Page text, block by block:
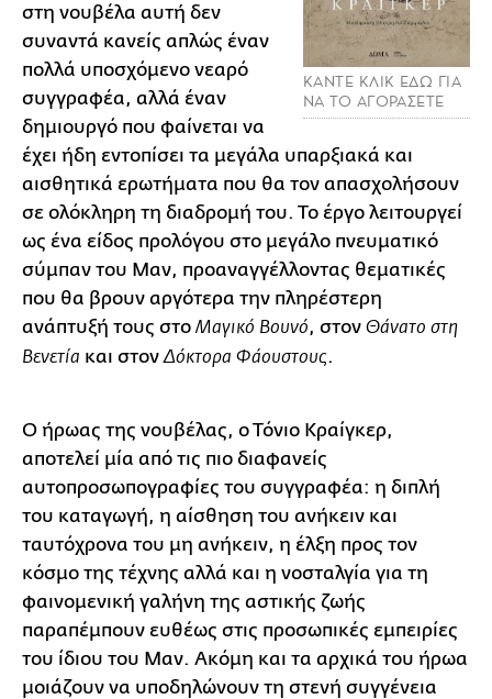
ΚΑΝΤΕ ΚΛΙΚ ΕΔΩ ΓΙΑ
ΝΑ ΤΟ ΑΓΟΡΑΣΕΤΕ
στη νουβέλα αυτή δεν
συναντά κανείς απλώς έναν
πολλά υποσχόμενο νεαρό
συγγραφέα, αλλά έναν
δημιουργό που φαίνεται να
έχει ήδη εντοπίσει τα μεγάλα υπαρξιακά και
αισθητικά ερωτήματα που θα τον απασχολήσουν
σε ολόκληρη τη διαδρομή του. Το έργο λειτουργεί
ως ένα είδος προλόγου στο μεγάλο πνευματικό
σύμπαν του Μαν, προαναγγέλλοντας θεματικές
που θα βρουν αργότερα την πληρέστερη
ανάπτυξή τους στο Μαγικό Βουνό, στον Θάνατο στη
Βενετία και στον Δόκτορα Φάουστους.
Ο ήρωας της νουβέλας, ο Τόνιο Κραίγκερ,
αποτελεί μία από τις πιο διαφανείς
αυτοπροσωπογραφίες του συγγραφέα: η διπλή
του καταγωγή, η αίσθηση του ανήκειν και
ταυτόχρονα του μη ανήκειν, η έλξη προς τον
κόσμο της τέχνης αλλά και η νοσταλγία για τη
φαινομενική γαλήνη της αστικής ζωής
παραπέμπουν ευθέως στις προσωπικές εμπειρίες
του ίδιου του Μαν. Ακόμη και τα αρχικά του ήρωα
μοιάζουν να υποδηλώνουν τη στενή συγγένεια